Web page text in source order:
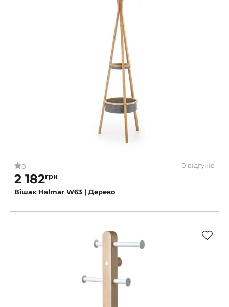
0 0 відгуків
2 182грн
Вішак Halmar W63 | Дерево